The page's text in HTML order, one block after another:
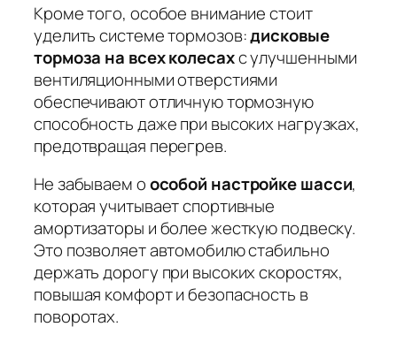
Кроме того, особое внимание стоит
уделить системе тормозов:дисковые
тормоза на всех колесахс улучшенными
вентиляционными отверстиями
обеспечивают отличную тормозную
способность даже при высоких нагрузках,
предотвращая перегрев.
Не забываем оособой настройке шасси,
которая учитывает спортивные
амортизаторы и более жесткую подвеску.
Это позволяет автомобилю стабильно
держать дорогу при высоких скоростях,
повышая комфорт и безопасность в
поворотах.